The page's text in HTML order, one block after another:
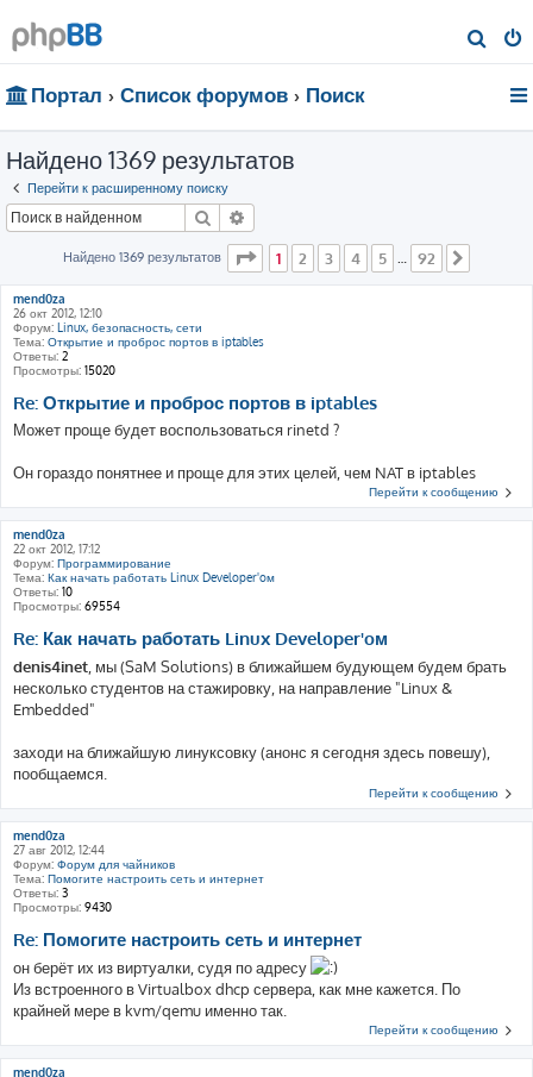
о
Портал Список форумов Поиск
Найдено 1369 результатов
Перейти к расширенному поиску
Поиск
Найдено 1369 результатов Страница из 92
1 2 3 4 5 92
mend0za
26 окт 2012, 12:10
Форум: Linux, безопасность, сети
Тема: Открытие и проброс портов в iptables
Ответы: 2
Просмотры: 15020
Re: Открытие и проброс портов в iptables
Может проще будет воспользоваться rinetd ?
Он гораздо понятнее и проще для этих целей, чем NAT в iptables
Перейти к сообщению
mend0za
22 окт 2012, 17:12
Форум: Программирование
Тема: Как начать работать Linux Developer'oм
Ответы: 10
Просмотры: 69554
Re: Как начать работать Linux Developer'oм
denis4inet , мы (SaM Solutions) в ближайшем будующем будем брать
несколько студентов на стажировку, на направление "Linux &
Embedded"
заходи на ближайшую линуксовку (анонс я сегодня здесь повешу),
пообщаемся.
Перейти к сообщению
mend0za
27 авг 2012, 12:44
Форум: Форум для чайников
Тема: Помогите настроить сеть и интернет
Ответы: 3
Просмотры: 9430
Re: Помогите настроить сеть и интернет
он берёт их из виртуалки, судя по адресу
Из встроенного в Virtualbox dhcp сервера, как мне кажется. По
крайней мере в kvm/qemu именно так.
Перейти к сообщению
mend0za